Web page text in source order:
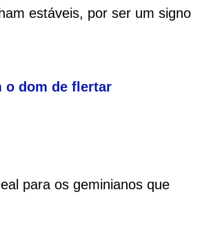
estáveis, por ser um signo
o dom de flertar
para os geminianos que